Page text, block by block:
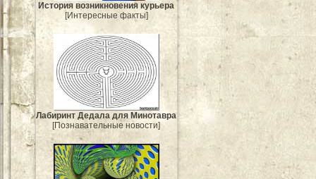
История возникновения курьера
[Интересные факты]
Лабиринт Дедала для Минотавра
[Познавательные новости]